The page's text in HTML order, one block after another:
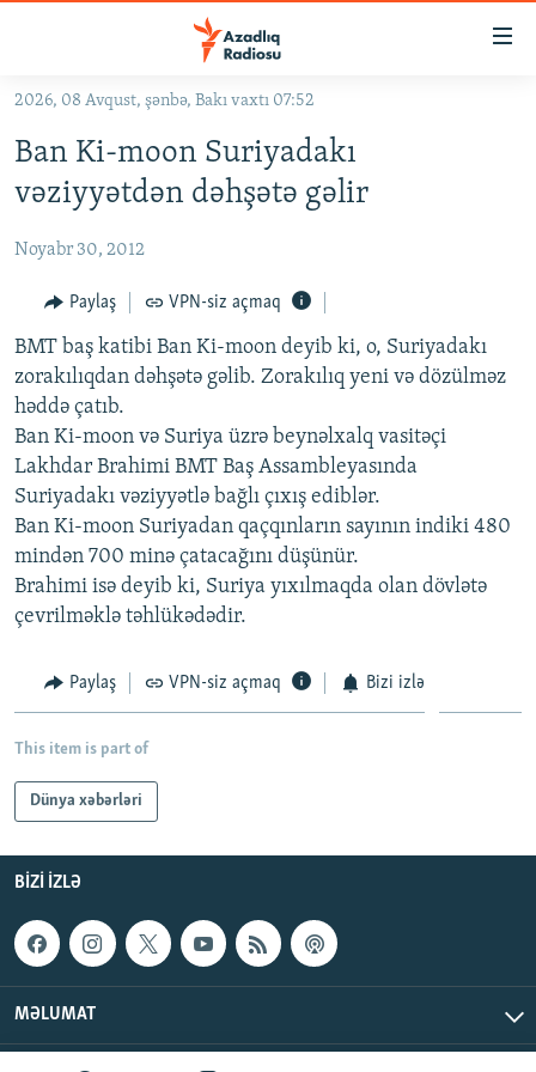
Əsas
qayıt
Əsas
naviqasiyaya
qayıt
KORRUPSIOMETR
#ƏSLINDƏ
FƏRQƏ BAX
QANUNI DOĞRU
ARAŞDIRMA
MULTIMEDIA
VIDEO
FOTOQALEREYA
İNFOQRAFIKA
KARIKATURA
RADIO ARXIV
OXU ZALI
AZƏRBAYCAN ƏDƏBIYYATI KITABXANASI
İSLAM VƏ DEMOKRATIYA
HAQQIMIZDA
MISSIYAMIZ
PEŞƏ ETIKASI VƏ JURNALISTIKA STANDARTLARIMIZ
AZADLIQRADIOSU MOBIL TELEFONUNUZDA
BIZI IZLƏ
RFE/RL-in bütün saytları
2026, 08 Avqust, şənbə, Bakı vaxtı 07:52
Ban Ki-moon Suriyadakı
vəziyyətdən dəhşətə gəlir
Noyabr 30, 2012
Paylaş VPN-siz açmaq
BMT baş katibi Ban Ki-moon deyib ki, o, Suriyadakı
zorakılıqdan dəhşətə gəlib. Zorakılıq yeni və dözülməz
həddə çatıb.
Ban Ki-moon və Suriya üzrə beynəlxalq vasitəçi
Lakhdar Brahimi BMT Baş Assambleyasında
Suriyadakı vəziyyətlə bağlı çıxış ediblər.
Ban Ki-moon Suriyadan qaçqınların sayının indiki 480
mindən 700 minə çatacağını düşünür.
Brahimi isə deyib ki, Suriya yıxılmaqda olan dövlətə
çevrilməklə təhlükədədir.
Paylaş VPN-siz açmaq Bizi izlə
This item is part of
Dünya xəbərləri
BIZI IZLƏ
MƏLUMAT